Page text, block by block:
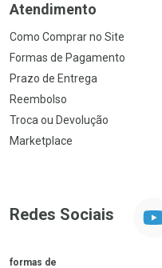
Atendimento
Como Comprar no Site
Formas de Pagamento
Prazo de Entrega
Reembolso
Troca ou Devolução
Marketplace
Redes Sociais
formas de